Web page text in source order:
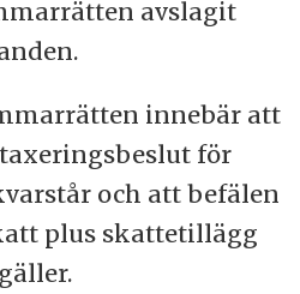
avslagit
innebär att
för
och att befälen
plus skattetillägg